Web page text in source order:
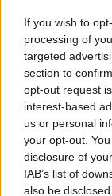
If you wish to
processing of
targeted
section to
opt-out request
interest-based
us or personal
your opt-out.
disclosure of
IAB’s list of
also be